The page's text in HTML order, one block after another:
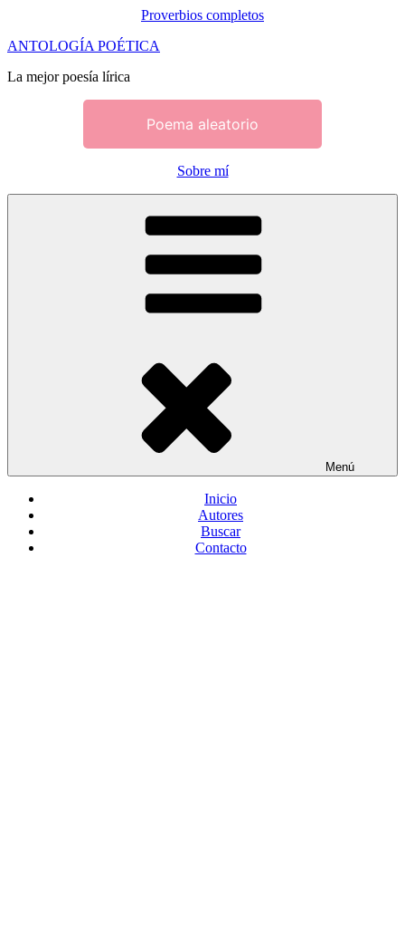
Proverbios completos
Saltar
contenido
ANTOLOGÍA POÉTICA
La mejor poesía lírica
Poema aleatorio
Sobre mí
Menú
Inicio
Autores
Buscar
Contacto